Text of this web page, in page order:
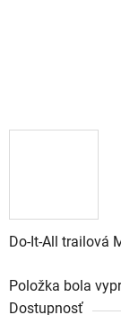
Do-It-All trailová
Položka bola
Dostupnosť